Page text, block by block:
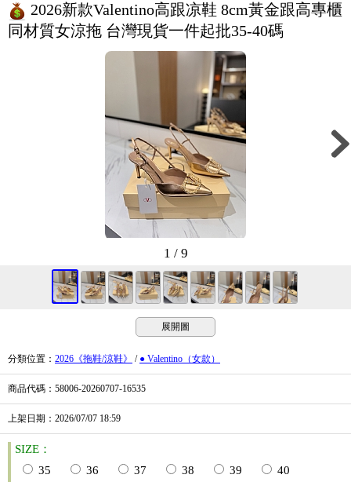
2026新款Valentino高跟凉鞋 8cm黃金跟高專櫃
同材質女涼拖 台灣現貨一件起批35-40碼
1 / 9
展開圖
分類位置 ： 2026《拖鞋/涼鞋》 / ● Valentino（女款）
商品代碼 ：58006-20260707-16535
上架日期 ：2026/07/07 18:59
SIZE：
35
36 37 38 39 40